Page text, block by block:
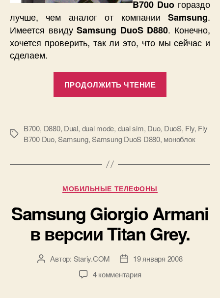
таки
Duo?
B700 Duo гораздо
лучше, чем аналог от компании Samsung.
Имеется ввидуSamsung DuoS D880. Конечно,
хочется проверить, так ли это, что мы сейчас и
сделаем.
ПРОДОЛЖИТЬ ЧТЕНИЕ
Duo.
Что
таки
Duo?»
Метки
B700, D880, Dual, dual mode, dual sim, Duo, DuoS, Fly, Fly
B700 Duo,Samsung,Samsung DuoS D880, моноблок
Рубрики
МОБИЛЬНЫЕ ТЕЛЕФОНЫ
Samsung Giorgio Armani
в версии Titan Grey.
АвторАвтор: Stariy.COM
Дата19 января 2008
4 комментарияк